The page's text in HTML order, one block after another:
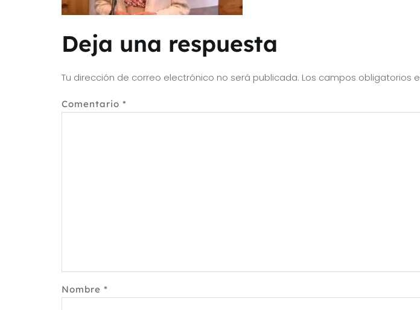
Deja una respuesta
Tu dirección de correo electrónico no será publicada. Los campos obligatorios
Comentario *
Nombre *